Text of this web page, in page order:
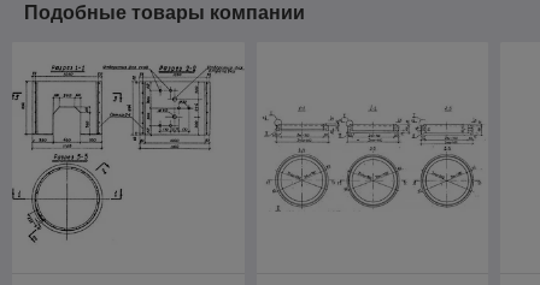
Подобные товары компании